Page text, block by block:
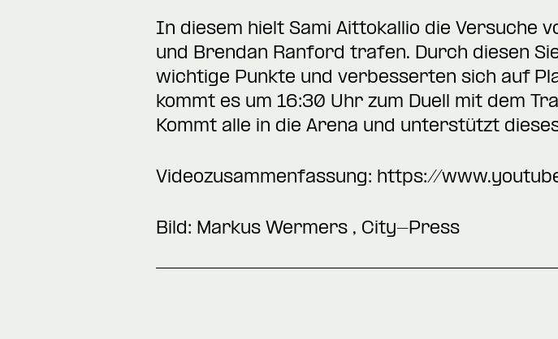
In diesem hielt Sami Aittokallio die Versuche
und Brendan Ranford trafen. Durch diesen
wichtige Punkte und verbesserten sich auf
kommt es um 16:30 Uhr zum Duell mit dem
Kommt alle in die Arena und unterstützt
Videozusammenfassung: https://
Bild: Markus Wermers , City-Press